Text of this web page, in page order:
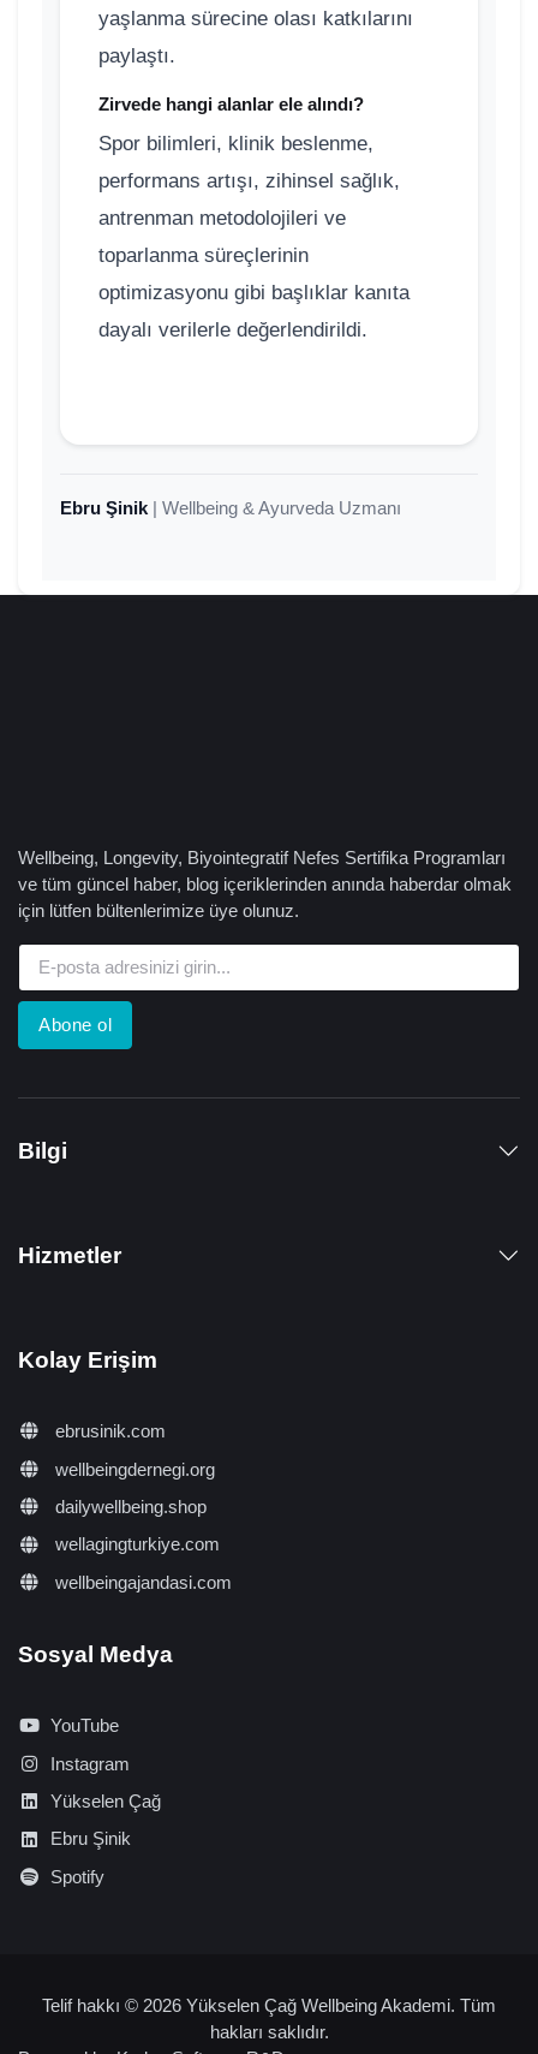
yaşlanma sürecine olası katkılarını
paylaştı.
Zirvede hangi alanlar ele alındı?
Spor bilimleri, klinik beslenme,
performans artışı, zihinsel sağlık,
antrenman metodolojileri ve
toparlanma süreçlerinin
optimizasyonu gibi başlıklar kanıta
dayalı verilerle değerlendirildi.
Ebru Şinik | Wellbeing & Ayurveda Uzmanı
Wellbeing, Longevity, Biyointegratif Nefes Sertifika Programları
ve tüm güncel haber, blog içeriklerinden anında haberdar olmak
için lütfen bültenlerimize üye olunuz.
Abone ol
Bilgi
Hizmetler
Kolay Erişim
ebrusinik.com
wellbeingdernegi.org
dailywellbeing.shop
wellagingturkiye.com
wellbeingajandasi.com
Sosyal Medya
YouTube
Instagram
Yükselen Çağ
Ebru Şinik
Spotify
Telif hakkı © 2026 Yükselen Çağ Wellbeing Akademi. Tüm
hakları saklıdır.